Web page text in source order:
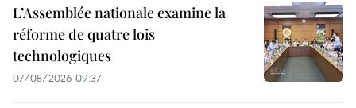
L’Assemblée nationale examine la
réforme de quatre lois
technologiques
07/08/2026 09:37